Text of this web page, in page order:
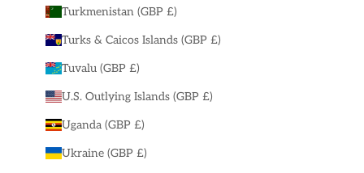
Turkmenistan (GBP £)
Turks & Caicos Islands (GBP £)
Tuvalu (GBP £)
U.S. Outlying Islands (GBP £)
Uganda (GBP £)
Ukraine (GBP £)